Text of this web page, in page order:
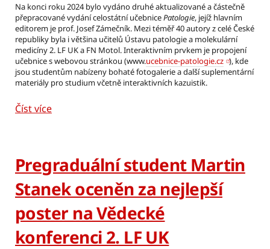
Na konci roku 2024 bylo vydáno druhé aktualizované a částečně
přepracované vydání celostátní učebnicePatologie, jejíž hlavním
editorem je prof. Josef Zámečník. Mezi téměř 40 autory z celé České
republiky byla i většina učitelů Ústavu patologie a molekulární
medicíny 2. LF UK a FN Motol. Interaktivním prvkem je propojení
učebnice s webovou stránkou (www.ucebnice-patologie.cz ), kde
jsou studentům nabízeny bohaté fotogalerie a další suplementární
materiály pro studium včetně interaktivních kazuistik.
Číst více
Pregraduální student Martin
Stanek oceněn za nejlepší
poster na Vědecké
konferenci 2. LF UK